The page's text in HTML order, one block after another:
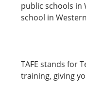
public schools in
school in
TAFE stands for
training, giving